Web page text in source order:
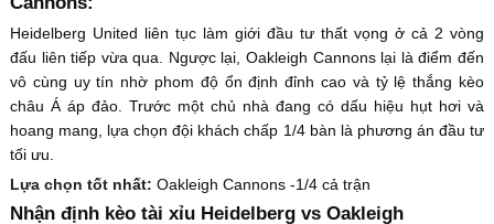
Heidelberg United liên tục làm giới đầu tư thất vọng ở cả 2 vòng
đấu liên tiếp vừa qua. Ngược lại, Oakleigh Cannons lại là điểm đến
vô cùng uy tín nhờ phom độ ổn định đỉnh cao và tỷ lệ thắng kèo
châu Á áp đảo. Trước một chủ nhà đang có dấu hiệu hụt hơi và
hoang mang, lựa chọn đội khách chấp 1/4 bàn là phương án đầu tư
tối ưu.
Lựa chọn tốt nhất: Oakleigh Cannons -1/4 cả trận
Nhận định kèo tài xỉu Heidelberg vs Oakleigh